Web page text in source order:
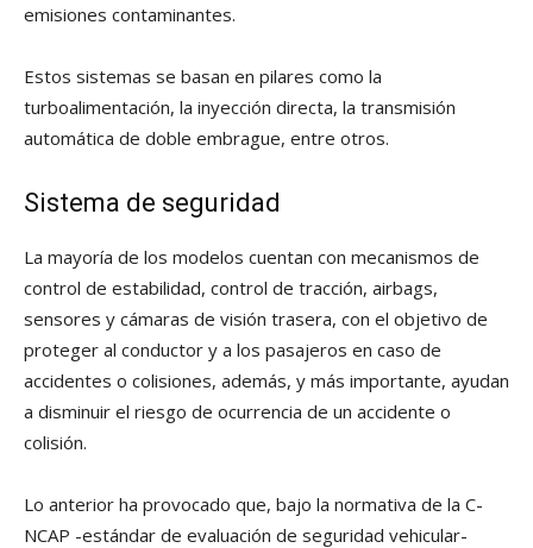
emisiones contaminantes.
Estos sistemas se basan en pilares como la
turboalimentación, la inyección directa, la transmisión
automática de doble embrague, entre otros.
Sistema de seguridad
La mayoría de los modelos cuentan con mecanismos de
control de estabilidad, control de tracción, airbags,
sensores y cámaras de visión trasera, con el objetivo de
proteger al conductor y a los pasajeros en caso de
accidentes o colisiones, además, y más importante, ayudan
a disminuir el riesgo de ocurrencia de un accidente o
colisión.
Lo anterior ha provocado que, bajo la normativa de la C-
NCAP -estándar de evaluación de seguridad vehicular-